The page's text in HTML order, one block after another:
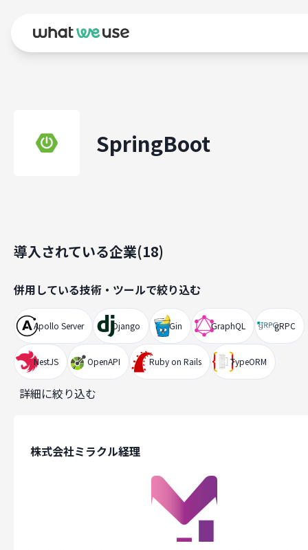
SpringBoot
導入されている企業(18)
併用している技術・ツールで絞り込む
Apollo Server Django Gin GraphQL gRPC
NestJS OpenAPI Ruby on Rails TypeORM
詳細に絞り込む
株式会社ミラクル経理